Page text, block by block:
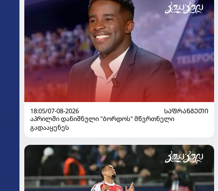
18:05/07-08-2026
ᲡᲐᲤᲠᲐᲜᲒᲔᲗᲘ
აპრილში დანიშნული "ბორდოს" მწვრთნელი
გადააყენეს